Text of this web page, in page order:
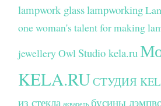
lampwork glasslampworking
one woman's talent for making
jewelleryOwlStudio kela.ru
KELA.RUСТУДИЯ
из стекла акварель бусины